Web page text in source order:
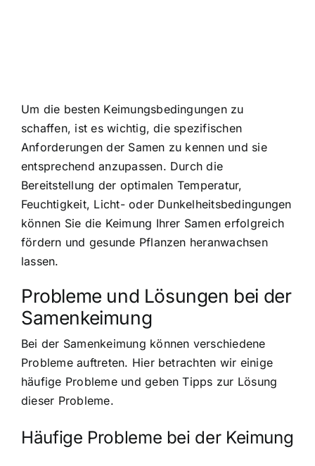
Um die besten Keimungsbedingungen zu
schaffen, ist es wichtig, die spezifischen
Anforderungen der Samen zu kennen und sie
entsprechend anzupassen. Durch die
Bereitstellung der optimalen Temperatur,
Feuchtigkeit, Licht- oder Dunkelheitsbedingungen
können Sie die Keimung Ihrer Samen erfolgreich
fördern und gesunde Pflanzen heranwachsen
lassen.
Probleme und Lösungen bei der
Samenkeimung
Bei der Samenkeimung können verschiedene
Probleme auftreten. Hier betrachten wir einige
häufige Probleme und geben Tipps zur Lösung
dieser Probleme.
Häufige Probleme bei der Keimung